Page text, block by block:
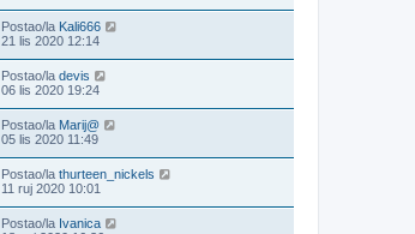
Postao/la Kali666
21 lis 2020 12:14
Postao/la devis
06 lis 2020 19:24
Postao/la Marij@
05 lis 2020 11:49
Postao/la thurteen_nickels
11 ruj 2020 10:01
Postao/la Ivanica